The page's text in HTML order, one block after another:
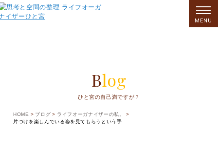
Blog
ひと宮の自己満ですが？
HOME ブログ
ライフオーガナイザーの私。
片づけを楽しんでいる姿を見てもらうという手
MENU